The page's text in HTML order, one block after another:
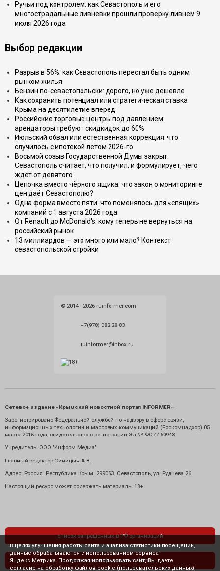
Ручьи под контролем: как Севастополь и его
многострадальные ливнёвки прошли проверку ливнем 9
июля 2026 года
Выбор редакции
Разрыв в 56%: как Севастополь перестал быть одним
рынком жилья
Бензин по-севастопольски: дорого, но уже дешевле
Как сохранить потенциал или стратегическая ставка
Крыма на десятилетие вперёд
Российские торговые центры под давлением:
арендаторы требуют скидкидок до 60%
Июльский обвал или естественная коррекция: что
случилось с ипотекой летом 2026-го
Восьмой созыв Государственной Думы закрыт.
Севастополь считает, что получил, и формулирует, чего
ждёт от девятого
Цепочка вместо чёрного ящика: что закон о мониторинге
цен даёт Севастополю?
Одна форма вместо пяти: что поменялось для «спящих»
компаний с 1 августа 2026 года
От Renault до McDonald's: кому теперь не вернуться на
российский рынок
13 миллиардов — это много или мало? Контекст
севастопольской стройки
© 2014 - 2026 ruinformer.com
+7(978) 082 28 83
ruinformer@inbox.ru
Сетевое издание «Крымский новостной портал INFORMER»
Зарегистрировано Федеральной службой по надзору в сфере связи,
информационных технологий и массовых коммуникаций (Роскомнадзор) 05
марта 2015 года, свидетельство о регистрации Эл № ФС77-60943.
Учредитель: ООО "Информ Медиа"
Главный редактор Синицын А.В.
Адрес: Россия. Республика Крым. 299053. Севастополь, ул. Руднева 26.
Настоящий ресурс может содержать материалы 18+
список запрещенных в РФ организаций
политика конфиденциальности
В целях улучшения работы сайта и анализа статистики посещений,
данные обрабатываются с использованием сервиса
Яндекс.Метрика. Продолжая использовать сайт, Вы даете
согласие на обработку файлов cookie (пользовательских данных),